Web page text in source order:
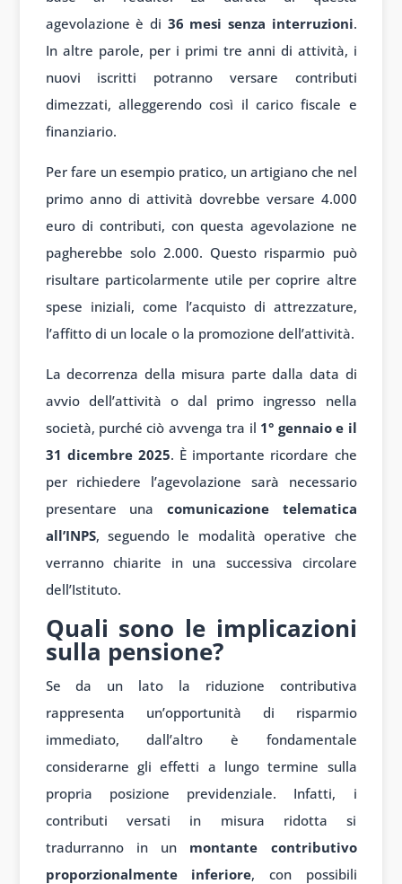
agevolazione è di 36 mesi senza interruzioni.
In altre parole, per i primi tre anni di attività, i
nuovi iscritti potranno versare contributi
dimezzati, alleggerendo così il carico fiscale e
finanziario.
Per fare un esempio pratico, un artigiano che nel
primo anno di attività dovrebbe versare 4.000
euro di contributi, con questa agevolazione ne
pagherebbe solo 2.000. Questo risparmio può
risultare particolarmente utile per coprire altre
spese iniziali, come l’acquisto di attrezzature,
l’affitto di un locale o la promozione dell’attività.
La decorrenza della misura parte dalla data di
avvio dell’attività o dal primo ingresso nella
società, purché ciò avvenga tra il 1° gennaio e il
31 dicembre 2025. È importante ricordare che
per richiedere l’agevolazione sarà necessario
presentare una comunicazione telematica
all’INPS, seguendo le modalità operative che
verranno chiarite in una successiva circolare
dell’Istituto.
Quali sono le implicazioni
sulla pensione?
Se da un lato la riduzione contributiva
rappresenta un’opportunità di risparmio
immediato, dall’altro è fondamentale
considerarne gli effetti a lungo termine sulla
propria posizione previdenziale. Infatti, i
contributi versati in misura ridotta si
tradurranno in un montante contributivo
proporzionalmente inferiore, con possibili